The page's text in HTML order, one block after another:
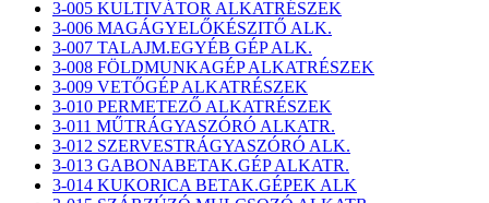
3-005 KULTIVÁTOR ALKATRÉSZEK
3-006 MAGÁGYELŐKÉSZITŐ ALK.
3-007 TALAJM.EGYÉB GÉP ALK.
3-008 FÖLDMUNKAGÉP ALKATRÉSZEK
3-009 VETŐGÉP ALKATRÉSZEK
3-010 PERMETEZŐ ALKATRÉSZEK
3-011 MŰTRÁGYASZÓRÓ ALKATR.
3-012 SZERVESTRÁGYASZÓRÓ ALK.
3-013 GABONABETAK.GÉP ALKATR.
3-014 KUKORICA BETAK.GÉPEK ALK